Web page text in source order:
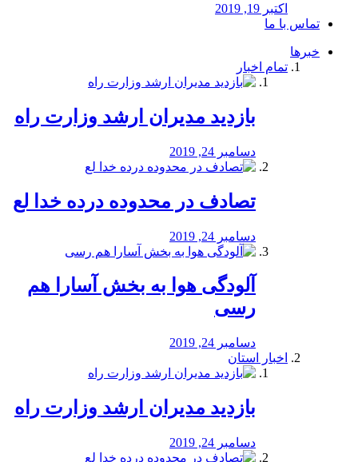
اکتبر 19, 2019
تماس با ما
خبرها
تمام اخبار
بازدید مدیران ارشد وزارت راه
دسامبر 24, 2019
تصادف در محدوده درده خدا لع
دسامبر 24, 2019
آلودگی هوا به بخش آسارا هم
رسی
دسامبر 24, 2019
اخبار استان
بازدید مدیران ارشد وزارت راه
دسامبر 24, 2019